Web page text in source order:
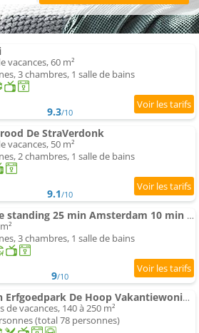
vacances, 60 m²
3 chambres, 1 salle de bains
9.3/10
De StraVerdonk
vacances, 50 m²
2 chambres, 1 salle de bains
9.1/10
Villa free standing 25 min Amsterdam 10 min plage
3 chambres, 1 salle de bains
9/10
Dutchen Erfgoedpark De Hoop Vakantiewoningen
de vacances, 140 à 250 m²
(total 78 personnes)